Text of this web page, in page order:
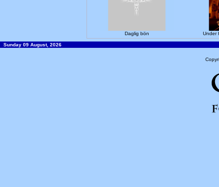
Daglig bön Under
Sunday 09 August, 2026